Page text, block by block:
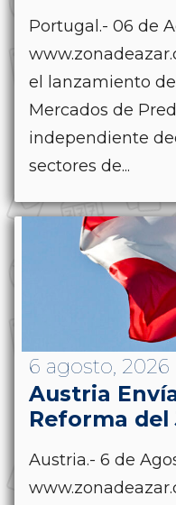
Portugal.- 06 de
el lanzamiento
Mercados de
independiente
sectores de...
6 agosto, 2026
Austria
Reforma
Austria.- 6 de